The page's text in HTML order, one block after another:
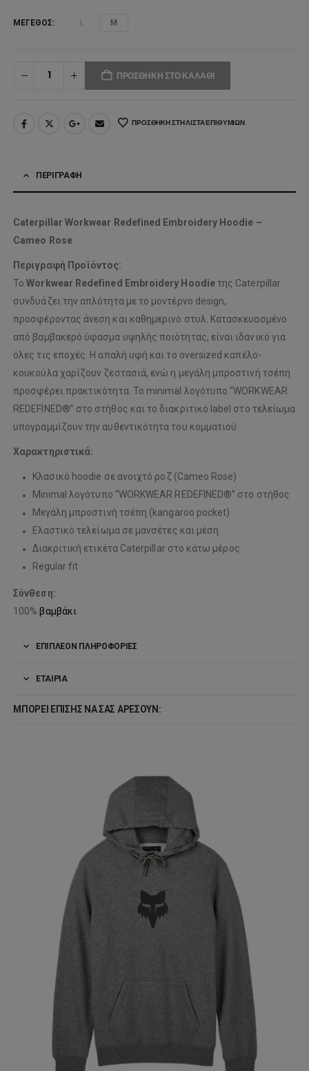
ΜΈΓΕΘΟΣ L M
ΠΡΟΣΘΉΚΗ ΣΤΟ ΚΑΛΆΘΙ
ΠΡΟΣΘΉΚΗ ΣΤΗ ΛΊΣΤΑ ΕΠΙΘΥΜΙΏΝ
ΠΕΡΙΓΡΑΦΉ
Caterpillar Workwear Redefined Embroidery Hoodie –
Cameo Rose
Περιγραφή Προϊόντος:
ΤοWorkwear Redefined Embroidery Hoodieτης Caterpillar
συνδυάζει την απλότητα με το μοντέρνο design,
προσφέροντας άνεση και καθημερινό στυλ. Κατασκευασμένο
από βαμβακερό ύφασμα υψηλής ποιότητας, είναι ιδανικό για
όλες τις εποχές. Η απαλή υφή και το oversized καπέλο-
κουκούλα χαρίζουν ζεστασιά, ενώ η μεγάλη μπροστινή τσέπη
προσφέρει πρακτικότητα. Το minimal λογότυπο “WORKWEAR
REDEFINED®” στο στήθος και το διακριτικό label στο τελείωμα
υπογραμμίζουν την αυθεντικότητα του κομματιού.
Χαρακτηριστικά:
Κλασικό hoodie σε ανοιχτό ροζ (Cameo Rose)
Minimal λογότυπο “WORKWEAR REDEFINED®” στο στήθος
Μεγάλη μπροστινή τσέπη (kangaroo pocket)
Ελαστικό τελείωμα σε μανσέτες και μέση
Διακριτική ετικέτα Caterpillar στο κάτω μέρος
Regular fit
Σύνθεση:
100%βαμβάκι
ΕΠΙΠΛΈΟΝ ΠΛΗΡΟΦΟΡΊΕΣ
ΕΤΑΙΡΊΑ
ΜΠΟΡΕΊ ΕΠΊΣΗΣ ΝΑ ΣΑΣ ΑΡΈΣΟΥΝ: